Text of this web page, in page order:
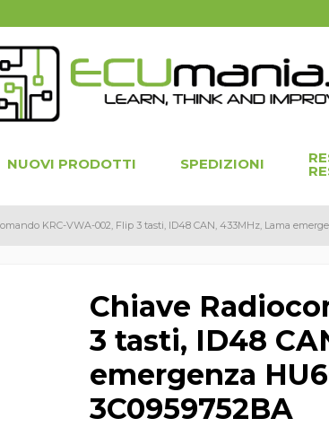
NUOVI PRODOTTI SPEDIZIONI
KRC-VWA-002, Flip 3 tasti, ID48 CAN, 433MHz, Lama
Chiave
3 tasti, ID48
emergenza
3C0959752BA